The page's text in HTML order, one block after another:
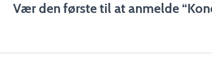
Vær den første til at anmelde